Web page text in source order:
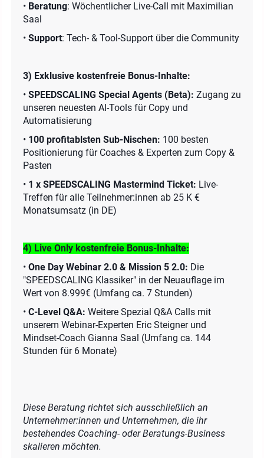
• Beratung: Wöchentlicher Live-Call mit Maximilian
Saal
• Support: Tech- & Tool-Support über die Community
3) Exklusive kostenfreie Bonus-Inhalte:
• SPEEDSCALING Special Agents (Beta): Zugang zu
unseren neuesten AI-Tools für Copy und
Automatisierung
• 100 profitablsten Sub-Nischen: 100 besten
Positionierung für Coaches & Experten zum Copy &
Pasten
• 1 x SPEEDSCALING Mastermind Ticket: Live-
Treffen für alle Teilnehmer:innen ab 25 K €
Monatsumsatz (in DE)
4) Live Only kostenfreie Bonus-Inhalte:
• One Day Webinar 2.0 & Mission 5 2.0: Die
"SPEEDSCALING Klassiker" in der Neuauflage im
Wert von 8.999€ (Umfang ca. 7 Stunden)
• C-Level Q&A: Weitere Spezial Q&A Calls mit
unserem Webinar-Experten Eric Steigner und
Mindset-Coach Gianna Saal (Umfang ca. 144
Stunden für 6 Monate)
Diese Beratung richtet sich ausschließlich an
Unternehmer:innen und Unternehmen, die ihr
bestehendes Coaching- oder Beratungs-Business
skalieren möchten.